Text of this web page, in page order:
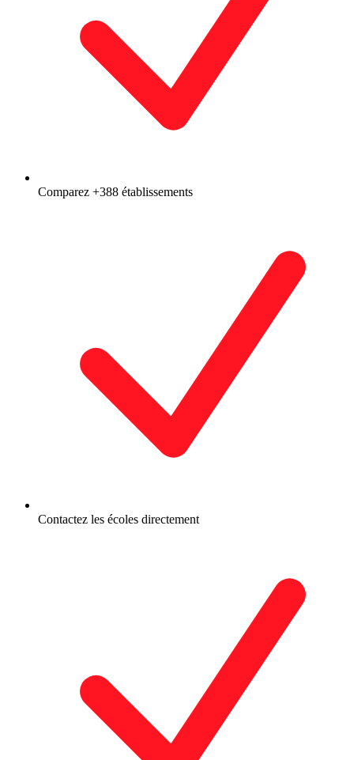
Comparez +388 établissements
Contactez les écoles directement